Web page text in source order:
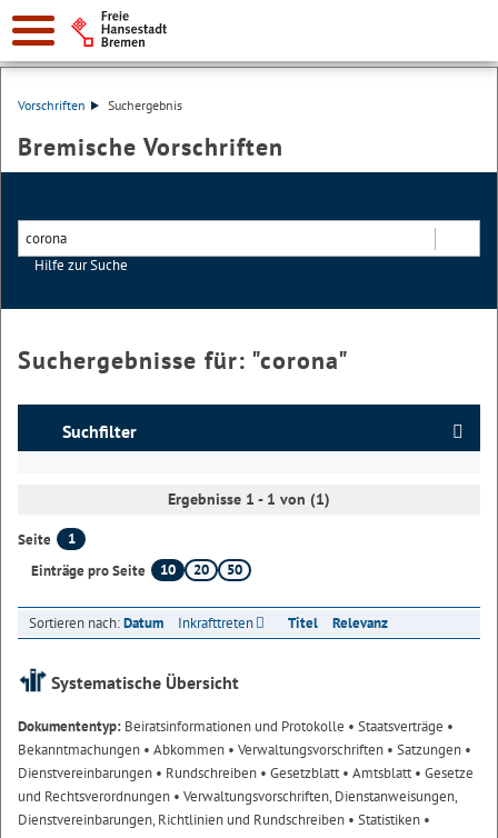
Vorschriften Suchergebnis
Bremische Vorschriften
Hilfe zur Suche
Suchergebnisse für: "corona"
Suchfilter
Ergebnisse 1 - 1 von (1)
Seite
1
Einträge pro Seite
10 20 50
Sortieren nach:Datum Inkrafttreten Titel Relevanz
Systematische Übersicht
Dokumententyp: Beiratsinformationen und Protokolle • Staatsverträge •
Bekanntmachungen • Abkommen • Verwaltungsvorschriften • Satzungen •
Dienstvereinbarungen • Rundschreiben • Gesetzblatt• Amtsblatt• Gesetze
und Rechtsverordnungen • Verwaltungsvorschriften, Dienstanweisungen,
Dienstvereinbarungen, Richtlinien und Rundschreiben • Statistiken •